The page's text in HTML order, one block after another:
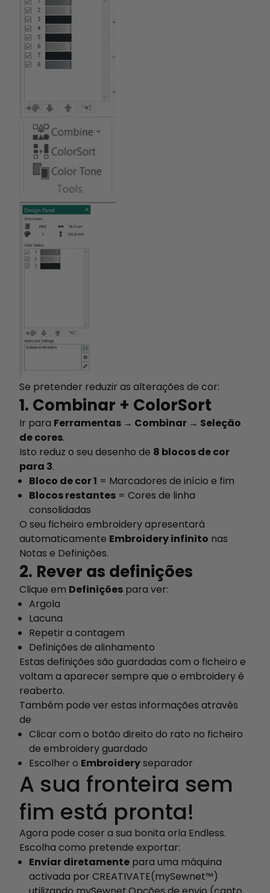
Se pretender reduzir as alterações de cor:
1. Combinar + ColorSort
Ir para Ferramentas → Combinar → Seleção
de cores.
Isto reduz o seu desenho de 8 blocos de cor
para 3.
Bloco de cor 1 = Marcadores de início e fim
Blocos restantes = Cores de linha
consolidadas
O seu ficheiro embroidery apresentará
automaticamente Embroidery infinito nas
Notas e Definições.
2. Rever as definições
Clique em Definições para ver:
Argola
Lacuna
Repetir a contagem
Definições de alinhamento
Estas definições são guardadas com o ficheiro e
voltam a aparecer sempre que o embroidery é
reaberto.
Também pode ver estas informações através
de
Clicar com o botão direito do rato no ficheiro
de embroidery guardado
Escolher o Embroideryseparador
A sua fronteira sem
fim está pronta!
Agora pode coser a sua bonita orla Endless.
Escolha como pretende exportar:
Enviar diretamente para uma máquina
activada por CREATIVATE(mySewnet™)